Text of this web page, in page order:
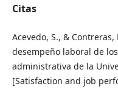
Citas
Acevedo, S., &
desempeño laboral de
administrativa de la
[Satisfaction and job